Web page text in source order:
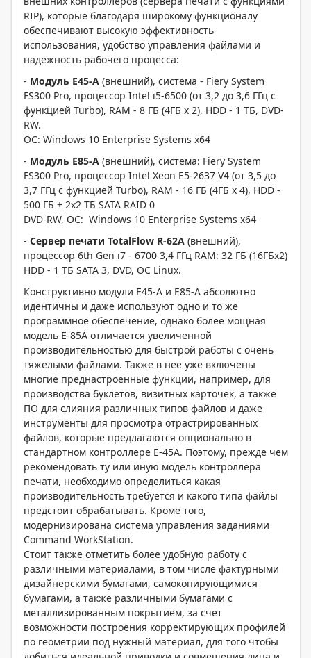
RIP), которые благодаря широкому функционалу
обеспечивают высокую эффективность
использования, удобство управления файлами и
надёжность рабочего процесса:
- Модуль E45-A (внешний), система - Fiery System
FS300 Pro, процессор Intel i5-6500 (от 3,2 до 3,6 ГГц с
функцией Turbo), RAM - 8 ГБ (4ГБ x 2), HDD - 1 ТБ, DVD-
RW.
ОС: Windows 10 Enterprise Systems x64
- Модуль E85-A (внешний), система: Fiery System
FS300 Pro, процессор Intel Xeon E5-2637 V4 (от 3,5 до
3,7 ГГц с функцией Turbo), RAM - 16 ГБ (4ГБ x 4), HDD -
500 ГБ + 2x2 ТБ SATA RAID 0
DVD-RW, ОС: Windows 10 Enterprise Systems x64
- Сервер печати TotalFlow R-62A (внешний),
процессор 6th Gen i7 - 6700 3,4 ГГц RAM: 32 ГБ (16ГБx2)
HDD - 1 ТБ SATA 3, DVD, ОС Linux.
Конструктивно модули E45-A и E85-A абсолютно
идентичны и даже используют одно и то же
программное обеспечение, однако более мощная
модель E-85A отличается увеличенной
производительностью для быстрой работы с очень
тяжелыми файлами. Также в неё уже включены
многие преднастроенные функции, например, для
производства буклетов, визитных карточек, а также
ПО для слияния различных типов файлов и даже
инструменты для просмотра отрастрированных
файлов, которые предлагаются опционально в
стандартном контроллере E-45A. Поэтому, прежде чем
рекомендовать ту или иную модель контроллера
печати, необходимо определиться какая
производительность требуется и какого типа файлы
предстоит обрабатывать. Кроме того,
модернизирована система управления заданиями
Command WorkStation.
Стоит также отметить более удобную работу с
различными материалами, в том числе фактурными
дизайнерскими бумагами, самокопирующимися
бумагами, а также различными бумагами с
металлизированным покрытием, за счет
возможности построения корректирующих профилей
по геометрии под нужный материал, для того чтобы